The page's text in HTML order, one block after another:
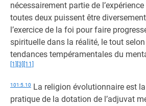
nécessairement partie de
toutes deux puissent être
l’exercice de la foi pour faire
spirituelle dans la réalité, le tout
tendances tempéramentales du
[1]
[3] [11]
101:5.10 La religion évolutionnaire est
pratique de la dotation de l’adjuvat